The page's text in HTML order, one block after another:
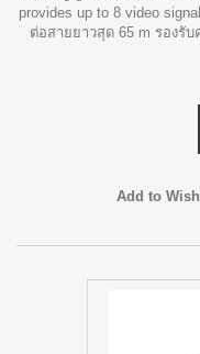
provides up to 8 video
ต่อสายยาวสุด 65 m รองรับ
Add to